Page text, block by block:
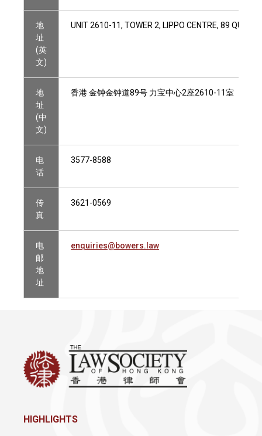
地
址
(英
文)
UNIT 2610-11, TOWER 2, LIPPO CENTRE, 89
地
址
(中
文)
香港 金钟金钟道89号 力宝中心2座2610-11室
电
话
3577-8588
传
真
3621-0569
电
邮
地
址
enquiries@bowers.law
HIGHLIGHTS